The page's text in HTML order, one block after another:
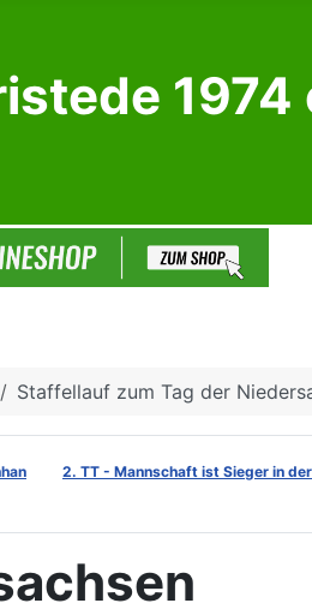
1974
Staffellauf zum Tag der
2. TT - Mannschaft ist Sieger in